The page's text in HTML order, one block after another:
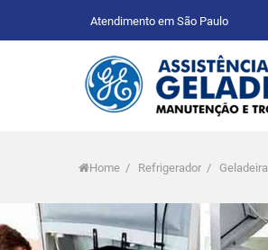
Atendimento em São Paulo
Home / Refrigerador / Geladeira